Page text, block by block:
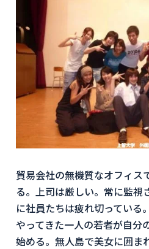
貿易会社の無機質なオフィス
る。上司は厳しい。常に監視
に社員たちは疲れ切っている
やってきた一人の若者が自分
始める。無人島で美女に囲ま